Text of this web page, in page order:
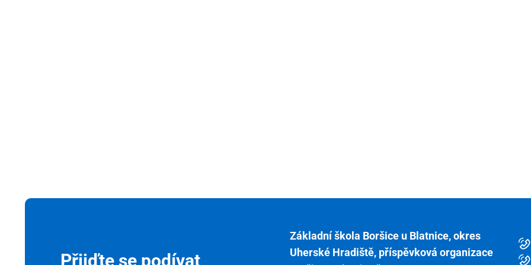
Přijďte se podívat
Základní škola Boršice u Blatnice, okres
Uherské Hradiště, příspěvková organizace